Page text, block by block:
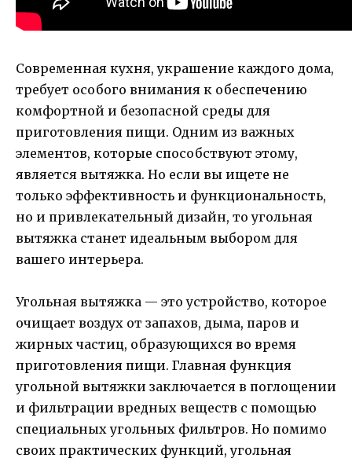
Современная кухня, украшение каждого дома,
требует особого внимания к обеспечению
комфортной и безопасной среды для
приготовления пищи. Одним из важных
элементов, которые способствуют этому,
является вытяжка. Но если вы ищете не
только эффективность и функциональность,
но и привлекательный дизайн, то угольная
вытяжка станет идеальным выбором для
вашего интерьера.
Угольная вытяжка — это устройство, которое
очищает воздух от запахов, дыма, паров и
жирных частиц, образующихся во время
приготовления пищи. Главная функция
угольной вытяжки заключается в поглощении
и фильтрации вредных веществ с помощью
специальных угольных фильтров. Но помимо
своих практических функций, угольная